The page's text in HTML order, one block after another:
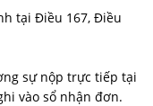
tại Điều 167, Điều
sự nộp trực tiếp tại
vào sổ nhận đơn.